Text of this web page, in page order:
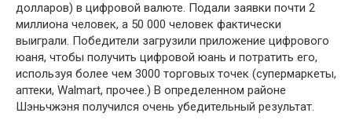
долларов) в цифровой валюте. Подали заявки почти 2
миллиона человек, а 50 000 человек фактически
выиграли. Победители загрузили приложение цифрового
юаня, чтобы получить цифровой юань и потратить его,
используя более чем 3000 торговых точек (супермаркеты,
аптеки, Walmart, прочее.) В определенном районе
Шэньчжэня получился очень убедительный результат.